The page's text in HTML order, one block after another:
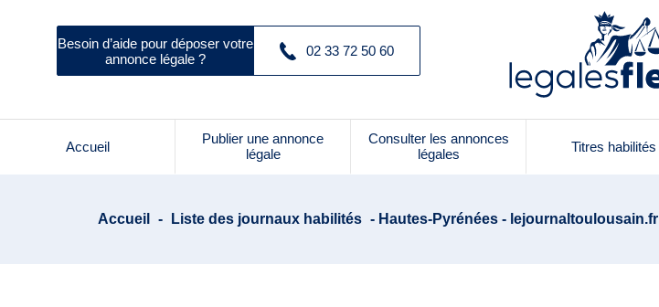
Besoin d’aide pour déposer votre
annonce légale ?
02 33 72 50 60
Accueil
Publier une annonce
légale
Consulter les annonces
légales
Titres habilités
Accueil - Liste des journaux habilités - Hautes-Pyrénées - lejournaltoulousain.fr